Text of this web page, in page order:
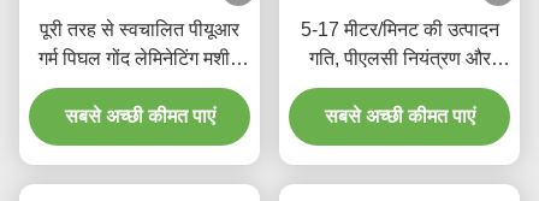
पूरी तरह से स्वचालित पीयूआर
गर्म पिघल गोंद लेमिनेटिंग मशीन
5-17m/min के साथ उत्पादन
गति के लिए 1220mm*2440-
3000mm जिप्सम दीवार पैनल
सबसे अच्छी कीमत पाएं
5-17 मीटर/मिनट की उत्पादन
गति, पीएलसी नियंत्रण और
पर्यावरण के अनुकूल पीयूआर हॉट
मेल्ट गोंद के साथ पूर्ण स्वचालित
लेमिनेशन मशीन
सबसे अच्छी कीमत पाएं